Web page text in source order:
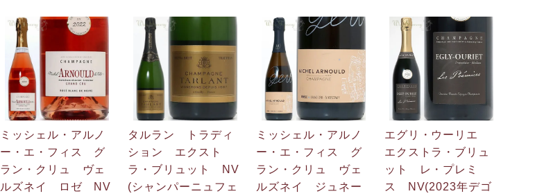
ミッシェル・アルノ
ー・エ・フィス グ
ラン・クリュ ヴェ
ルズネイ ロゼ NV
タルラン トラディ
ション エクスト
ラ・ブリュット NV
(シャンパーニュフェ
ミッシェル・アルノ
ー・エ・フィス グ
ラン・クリュ ヴェ
ルズネイ ジュネー
エグリ・ウーリエ
エクストラ・ブリュ
ット レ・プレミ
ス NV(2023年デゴ